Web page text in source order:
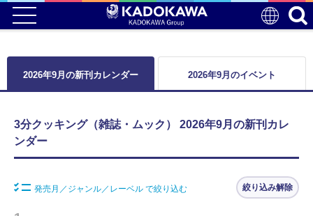
2026年9月の新刊カレンダー 2026年9月のイベント
3分クッキング（雑誌・ムック） 2026年9月の新刊カレ
ンダー
発売月／ジャンル／レーベル で絞り込む 絞り込み解除